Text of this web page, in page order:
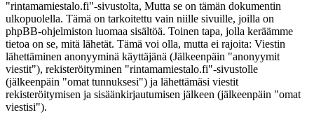
"rintamamiestalo.fi"-sivustolta, Mutta se on tämän dokumentin
ulkopuolella. Tämä on tarkoitettu vain niille sivuille, joilla on
phpBB-ohjelmiston luomaa sisältöä. Toinen tapa, jolla keräämme
tietoa on se, mitä lähetät. Tämä voi olla, mutta ei rajoita: Viestin
lähettäminen anonyyminä käyttäjänä (Jälkeenpäin "anonyymit
viestit"), rekisteröityminen "rintamamiestalo.fi"-sivustolle
(jälkeenpäin "omat tunnuksesi") ja lähettämäsi viestit
rekisteröitymisen ja sisäänkirjautumisen jälkeen (jälkeenpäin "omat
viestisi").